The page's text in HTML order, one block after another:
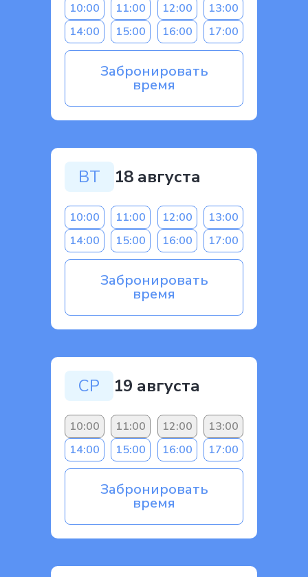
10:00 11:00 12:00
13:00
14:00
15:00 16:00 17:00
Забронировать
время
ВТ 18 августа
10:00 11:00 12:00
13:00
14:00
15:00 16:00 17:00
Забронировать
время
СР 19 августа
10:00 11:00 12:00
13:00
14:00
15:00 16:00 17:00
Забронировать
время